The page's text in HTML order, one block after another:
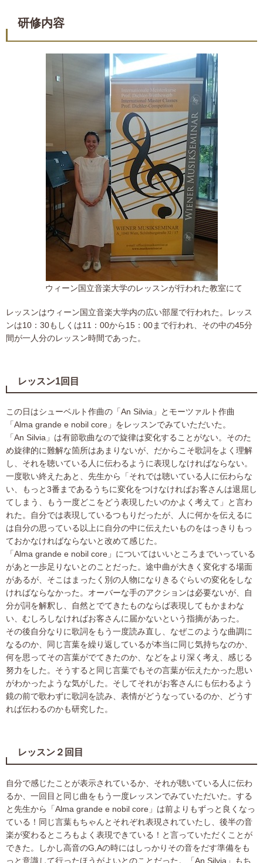
研修内容
ウィーン国立音楽大学のレッスンが行われた教室にて
レッスンはウィーン国立音楽大学内の広い部屋で行われた。レッス
ンは10：30もしくは11：00から15：00まで行われ、その中の45分
間が一人分のレッスン時間であった。
レッスン1回目
この日はシューベルト作曲の「An Silvia」とモーツァルト作曲
「Alma grande e nobil core」をレッスンでみていただいた。
「An Silvia」は有節歌曲なので旋律は変化することがない。そのた
め旋律的に難解な箇所はあまりないが、だからこそ歌詞をよく理解
し、それを聴いている人に伝わるように表現しなければならない。
一度歌い終えたあと、先生から「それでは聴いている人に伝わらな
い、もっと3番まであるうちに変化をつけなければお客さんは退屈し
てしまう、もう一度どこをどう表現したいのかよく考えて」と言わ
れた。自分では表現しているつもりだったが、人に何かを伝えるに
は自分の思っている以上に自分の中に伝えたいものをはっきりもっ
ておかなければならないと改めて感じた。
「Alma grande e nobil core」についてはいいところまでいっている
があと一歩足りないとのことだった。途中曲が大きく変化する場面
があるが、そこはまったく別の人物になりきるぐらいの変化をしな
ければならなかった。オーバーな手のアクションは必要ないが、自
分が詞を解釈し、自然とでてきたものならば表現してもかまわな
い、むしろしなければお客さんに届かないという指摘があった。
その後自分なりに歌詞をもう一度読み直し、なぜこのような曲調に
なるのか、同じ言葉を繰り返しているが本当に同じ気持ちなのか、
何を思ってその言葉がでてきたのか、などをより深く考え、感じる
努力をした。そうすると同じ言葉でもその言葉が伝えたかった思い
がわかったような気がした。そしてそれがお客さんにも伝わるよう
鏡の前で歌わずに歌詞を読み、表情がどうなっているのか、どうす
れば伝わるのかも研究した。
レッスン２回目
自分で感じたことが表示されているか、それが聴いている人に伝わ
るか、一回目と同じ曲をもう一度レッスンでみていただいた。する
と先生から「Alma grande e nobil core」は前よりもずっと良くなっ
ている！同じ言葉もちゃんとそれぞれ表現されていたし、後半の音
楽が変わるところもよく表現できている！と言っていただくことが
できた。しかし高音のG,Aの時にはしっかりその音をだす準備をも
っと意識して行ったほうがよいとのことだった。「An Silvia」もち